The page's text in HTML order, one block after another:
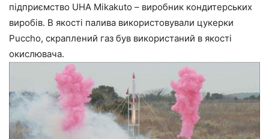
підприємство UHA Mikakuto – виробник кондитерських
виробів. В якості палива використовували цукерки
Puccho, скраплений газ був використаний в якості
окислювача.